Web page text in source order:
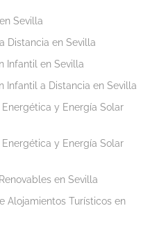
Sevilla
Distancia en Sevilla
Infantil en Sevilla
Infantil a Distancia en Sevilla
y Energía Solar
y Energía Solar
en Sevilla
Alojamientos Turísticos en